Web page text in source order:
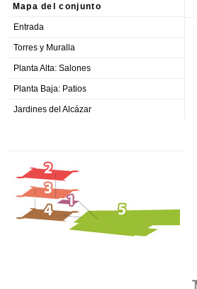
Mapa del conjunto
Entrada
Torres y Muralla
Planta Alta: Salones
Planta Baja: Patios
Jardines del Alcázar